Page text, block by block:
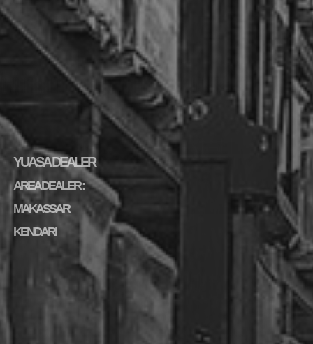
YUASA DEALER
AREA DEALER :
MAKASSAR
KENDARI